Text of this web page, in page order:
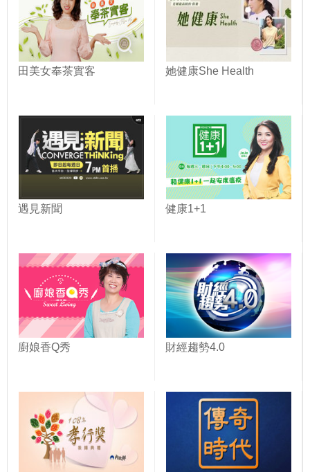
田美女奉茶實客 她健康She Health
遇見新聞 健康1+1
廚娘香Q秀 財經趨勢4.0